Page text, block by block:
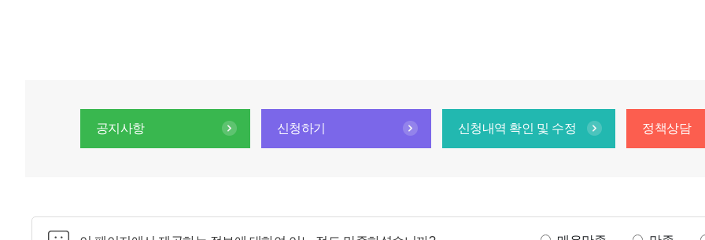
공지사항 신청하기 신청내역 확인 및 수정 정책상담